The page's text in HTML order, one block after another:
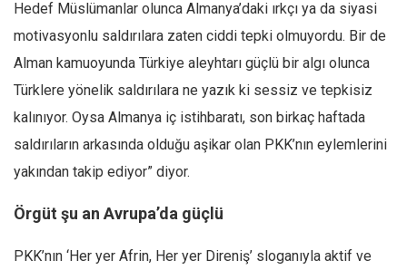
Hedef Müslümanlar olunca Almanya’daki ırkçı ya da siyasi
motivasyonlu saldırılara zaten ciddi tepki olmuyordu. Bir de
Alman kamuoyunda Türkiye aleyhtarı güçlü bir algı olunca
Türklere yönelik saldırılara ne yazık ki sessiz ve tepkisiz
kalınıyor. Oysa Almanya iç istihbaratı, son birkaç haftada
saldırıların arkasında olduğu aşikar olan PKK’nın eylemlerini
yakından takip ediyor” diyor.
Örgüt şu an Avrupa’da güçlü
PKK’nın ‘Her yer Afrin, Her yer Direniş’ sloganıyla aktif ve